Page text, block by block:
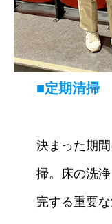
■定期清掃
決まった期
掃。床の洗
完する重要